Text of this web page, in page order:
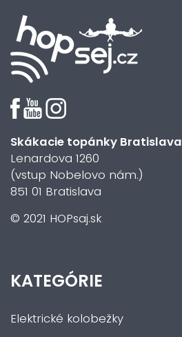
Skákacie topánky Bratislava
Lenardova 1260
(vstup Nobelovo nám.)
851 01 Bratislava
© 2021 HOPsaj.sk
KATEGÓRIE
Elektrické kolobežky